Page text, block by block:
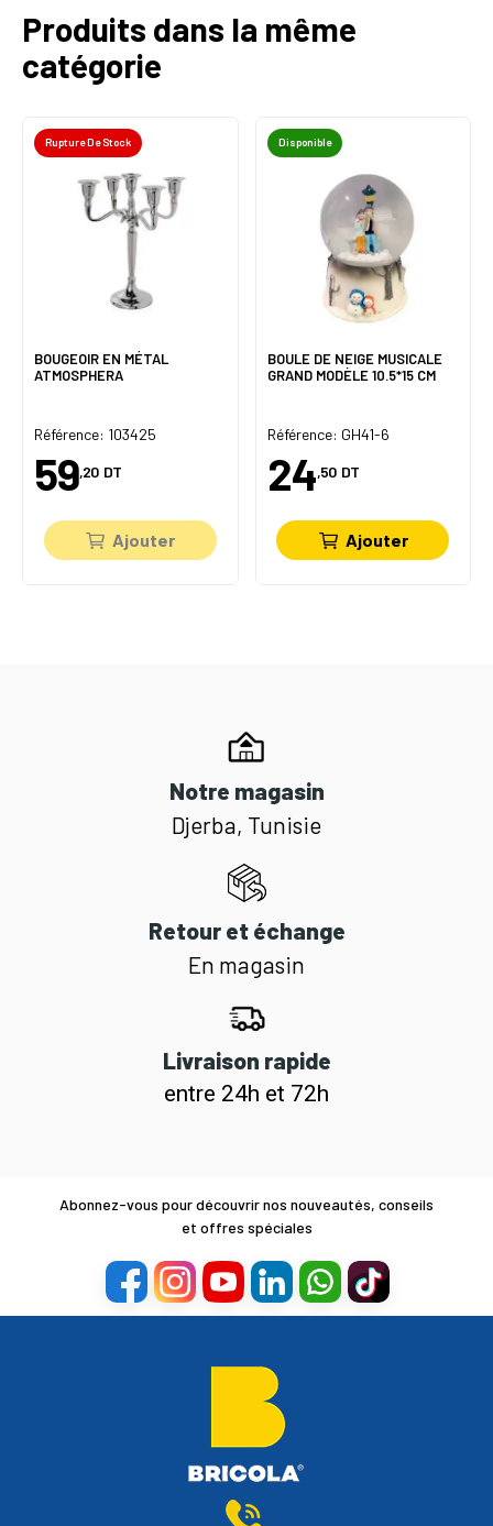
Produits dans la même
catégorie
Rupture De Stock
BOUGEOIR EN MÉTAL
ATMOSPHERA
Référence: 103425
59,20 DT
Ajouter
Disponible
BOULE DE NEIGE MUSICALE
GRAND MODÈLE 10.5*15 CM
Référence: GH41-6
24,50 DT
Ajouter
Notre magasin
Djerba, Tunisie
Retour et échange
En magasin
Livraison rapide
entre 24h et 72h
Abonnez-vous pour découvrir nos nouveautés, conseils
et offres spéciales